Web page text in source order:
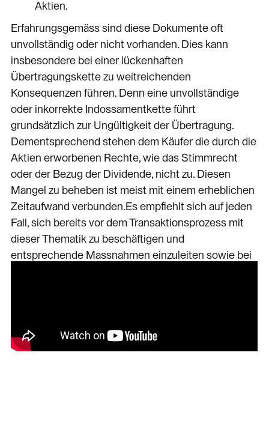
Aktien.
Erfahrungsgemäss sind diese Dokumente oft
unvollständig oder nicht vorhanden. Dies kann
insbesondere bei einer lückenhaften
Übertragungskette zu weitreichenden
Konsequenzen führen. Denn eine unvollständige
oder inkorrekte Indossamentkette führt
grundsätzlich zur Ungültigkeit der Übertragung.
Dementsprechend stehen dem Käufer die durch die
Aktien erworbenen Rechte, wie das Stimmrecht
oder der Bezug der Dividende, nicht zu. Diesen
Mangel zu beheben ist meist mit einem erheblichen
Zeitaufwand verbunden.Es empfiehlt sich auf jeden
Fall, sich bereits vor dem Transaktionsprozess mit
dieser Thematik zu beschäftigen und
entsprechende Massnahmen einzuleiten sowie bei